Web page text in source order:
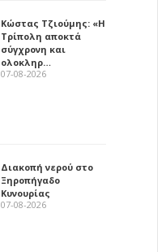
Κώστας Τζιούμης: «Η
Τρίπολη αποκτά
σύγχρονη και
ολοκληρ…
07-08-2026
Διακοπή νερού στο
Ξηροπήγαδο
Κυνουρίας
07-08-2026